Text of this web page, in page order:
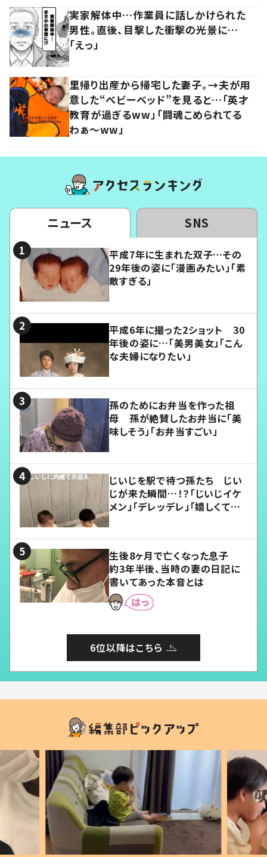
実家解体中…作業員に話しかけられた
男性。直後、目撃した衝撃の光景に…
「えっ」
里帰り出産から帰宅した妻子。→夫が用
意した“ベビーベッド”を見ると…「英才
教育が過ぎるww」「闘魂こめられてる
わぁ～ww」
ニュース SNS
平成7年に生まれた双子…その
29年後の姿に「漫画みたい」「素
敵すぎる」
平成6年に撮った2ショット 30
年後の姿に…「美男美女」「こん
な夫婦になりたい」
孫のためにお弁当を作った祖
母 孫が絶賛したお弁当に「美
味しそう」「お弁当すごい」
じいじを駅で待つ孫たち じい
じが来た瞬間…！？「じいじイケ
メン」「デレッデレ」「嬉しくて可
生後8ヶ月で亡くなった息子
約3年半後、当時の妻の日記に
書いてあった本音とは
6位以降はこちら